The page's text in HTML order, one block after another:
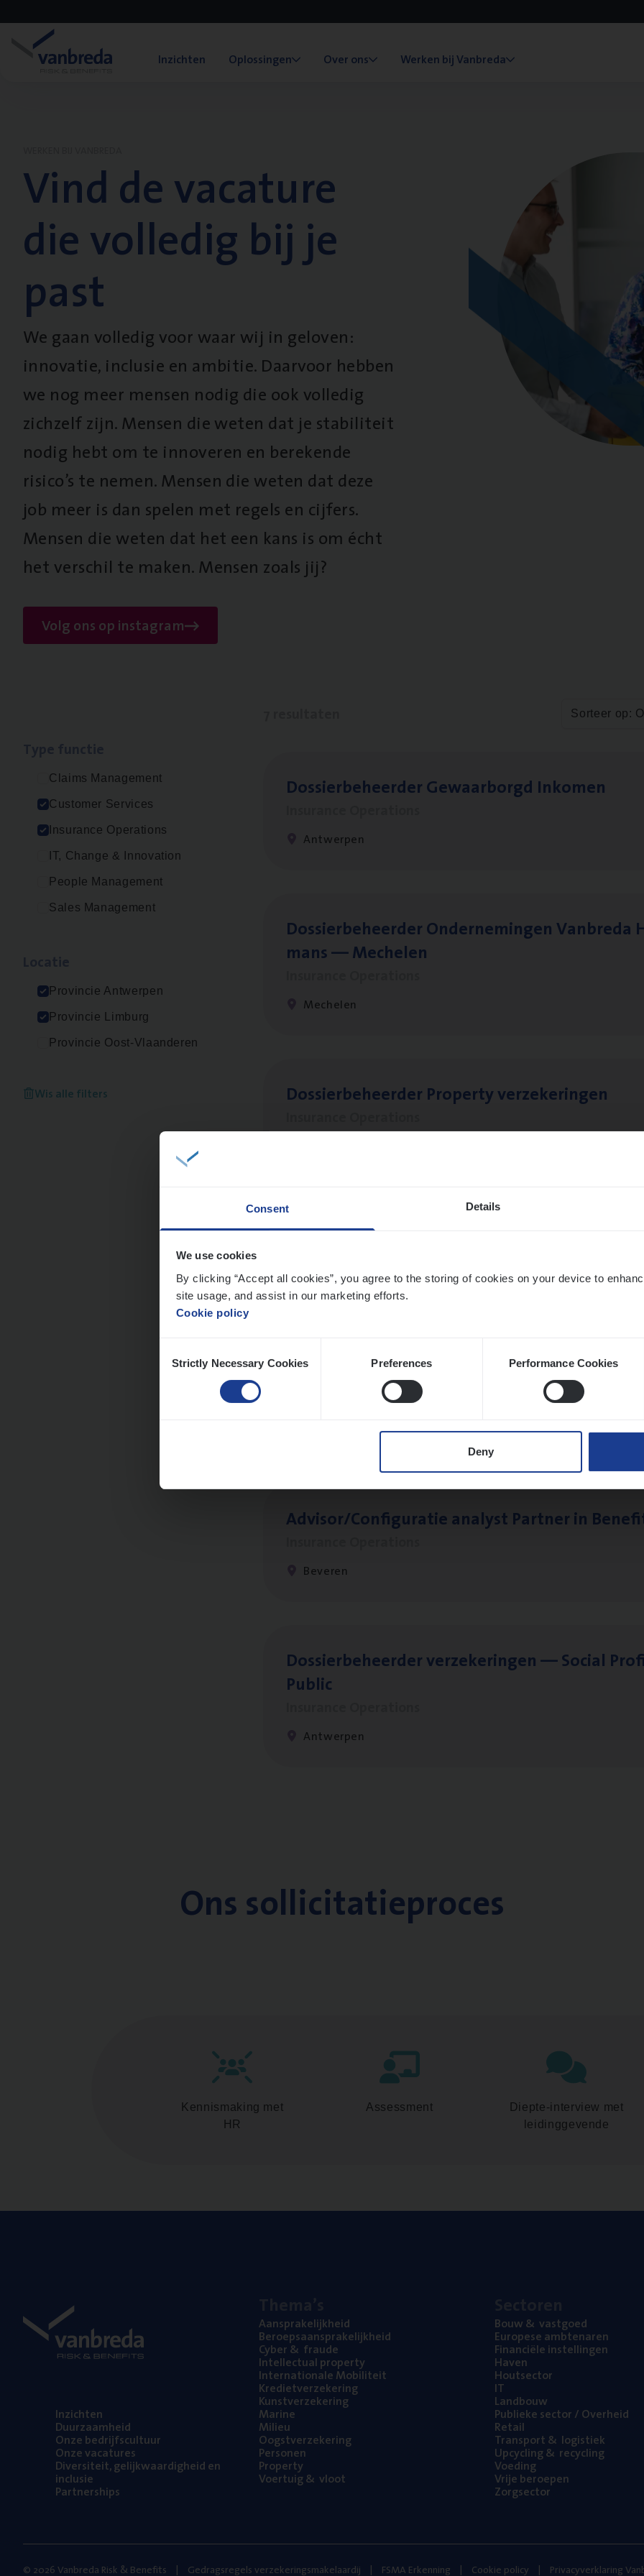
Consent Details
We use cookies
By clicking “Accept all cookies”, you agree to the storing of cookies on your device to
site usage, and assist in our marketing efforts.
Cookie policy
Selection
Strictly Necessary Cookies Preferences Performance Cookies
Deny
Inzichten Oplossingen Over ons Werken bij Vanbreda
Vind de vacature
die volledig bij je
past
We gaan volledig voor waar wij in geloven:
innovatie, inclusie en ambitie. Daarvoor hebben
we nog meer mensen nodig die ook volledig
zichzelf zijn. Mensen die weten dat je stabiliteit
nodig hebt om te innoveren en berekende
risico’s te nemen. Mensen die weten dat deze
job meer is dan spelen met regels en cijfers.
Mensen die weten dat het een kans is om écht
het verschil te maken. Mensen zoals jij?
Volg ons op instagram
Claims Management
Customer Services
Insurance Operations
IT, Change & Innovation
People Management
Sales Management
Provincie Antwerpen
Provincie Limburg
Provincie Oost-Vlaanderen
Wis alle filters
Sorteer op:
Dos­sier­be­heer­der Gewaar­borgd Inkomen
Antwerpen
Dos­sier­be­heer­der Onder­ne­min­gen Van­b­re­da
mans — Mechelen
Mechelen
Dos­sier­be­heer­der Pro­per­ty verzekeringen
Client Exe­cu­ti­ve Marine
Antwerpen
Cus­to­mer Care Expert
Customer Services
Advisor/​Configuratie ana­lyst Part­ner in
Beveren
Dos­sier­be­heer­der ver­ze­ke­rin­gen — Soci­al
Public
Antwerpen
Ons sollicitatieproces
Kennismaking met
HR
Assessment
Diepte-interview met
leidinggevende
Inzich­ten
Duur­zaam­heid
Onze bedrijfs­cul­tuur
Onze vaca­tu­res
Diver­si­teit, gelijk­waar­dig­heid en
inclusie
Part­ner­ships
Aan­spra­ke­lijk­heid
Beroeps­aan­spra­ke­lijk­heid
Cyber& fraude
Intel­lec­tu­al property
Inter­na­ti­o­na­le Mobiliteit
Kre­diet­ver­ze­ke­ring
Kunst­ver­ze­ke­ring
Mari­ne
Mili­eu
Oogst­ver­ze­ke­ring
Per­so­nen
Pro­per­ty
Voer­tuig& vloot
Bouw& vastgoed
Euro­pe­se ambtenaren
Finan­ci­ë­le instellingen
Haven
Hout­sec­tor
IT
Land­bouw
Publie­ke sec­tor / Overheid
Retail
Trans­port& logistiek
Upcy­cling& recycling
Voe­ding
Vrije beroe­pen
Zorg­sec­tor
© 2026 Vanbreda Risk & Benefits Gedragsregels verzekeringsmakelaardij FSMA Erkenning Cookie policy Privacyverklaring